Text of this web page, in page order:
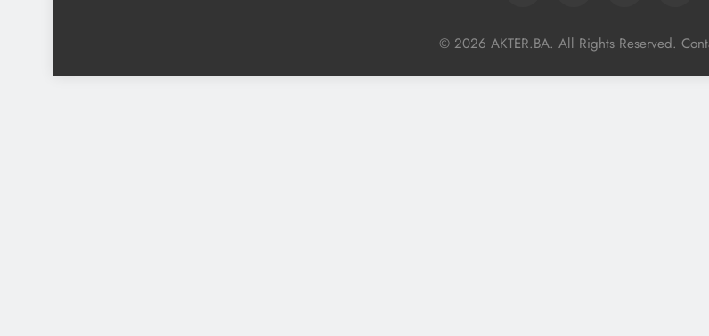
© 2026 AKTER.BA. All Rights Reserved.